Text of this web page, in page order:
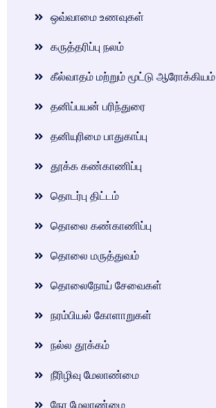
ஒவ்வாமை உணவுகள்
கருத்தரிப்பு நலம்
கீல்வாதம் மற்றும் மூட்டு ஆரோக்கியம்
தனிப்பயன் பரிந்துரை
தனியுரிமை பாதுகாப்பு
தூக்க கண்காணிப்பு
தொடர்பு திட்டம்
தொலை கண்காணிப்பு
தொலை மருத்துவம்
தொலைநோய் சேவைகள்
நரம்பியல் கோளாறுகள்
நல்ல தூக்கம்
நீரிழிவு மேலாண்மை
நேர மேலாண்மை